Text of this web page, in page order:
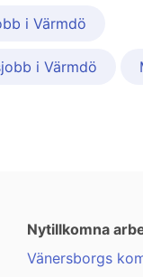
i Värmdö
i Värmdö
Nytillkomna
Vänersborgs